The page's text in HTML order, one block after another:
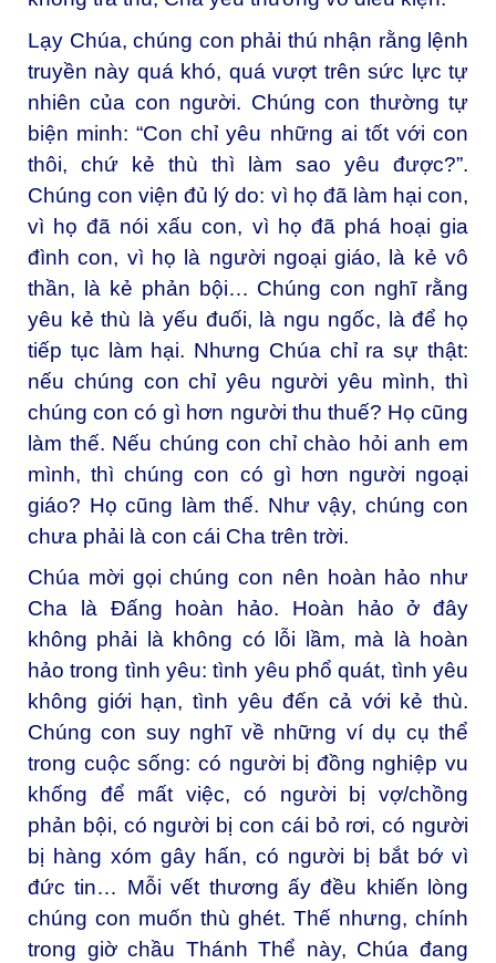
Lạy Chúa, chúng con phải thú nhận rằng lệnh
truyền này quá khó, quá vượt trên sức lực tự
nhiên của con người. Chúng con thường tự
biện minh: “Con chỉ yêu những ai tốt với con
thôi, chứ kẻ thù thì làm sao yêu được?”.
Chúng con viện đủ lý do: vì họ đã làm hại con,
vì họ đã nói xấu con, vì họ đã phá hoại gia
đình con, vì họ là người ngoại giáo, là kẻ vô
thần, là kẻ phản bội… Chúng con nghĩ rằng
yêu kẻ thù là yếu đuối, là ngu ngốc, là để họ
tiếp tục làm hại. Nhưng Chúa chỉ ra sự thật:
nếu chúng con chỉ yêu người yêu mình, thì
chúng con có gì hơn người thu thuế? Họ cũng
làm thế. Nếu chúng con chỉ chào hỏi anh em
mình, thì chúng con có gì hơn người ngoại
giáo? Họ cũng làm thế. Như vậy, chúng con
chưa phải là con cái Cha trên trời.
Chúa mời gọi chúng con nên hoàn hảo như
Cha là Đấng hoàn hảo. Hoàn hảo ở đây
không phải là không có lỗi lầm, mà là hoàn
hảo trong tình yêu: tình yêu phổ quát, tình yêu
không giới hạn, tình yêu đến cả với kẻ thù.
Chúng con suy nghĩ về những ví dụ cụ thể
trong cuộc sống: có người bị đồng nghiệp vu
khống để mất việc, có người bị vợ/chồng
phản bội, có người bị con cái bỏ rơi, có người
bị hàng xóm gây hấn, có người bị bắt bớ vì
đức tin… Mỗi vết thương ấy đều khiến lòng
chúng con muốn thù ghét. Thế nhưng, chính
trong giờ chầu Thánh Thể này, Chúa đang